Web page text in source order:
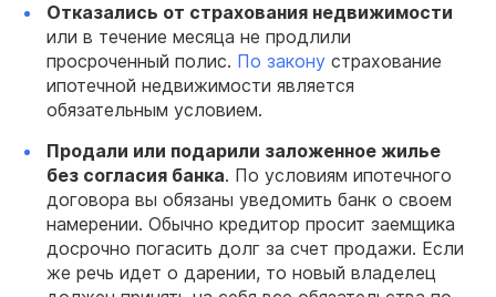
Отказались от страхования недвижимости
или в течение месяца не продлили
просроченный полис. По закону страхование
ипотечной недвижимости является
обязательным условием.
Продали или подарили заложенное жилье
без согласия банка. По условиям ипотечного
договора вы обязаны уведомить банк о своем
намерении. Обычно кредитор просит заемщика
досрочно погасить долг за счет продажи. Если
же речь идет о дарении, то новый владелец